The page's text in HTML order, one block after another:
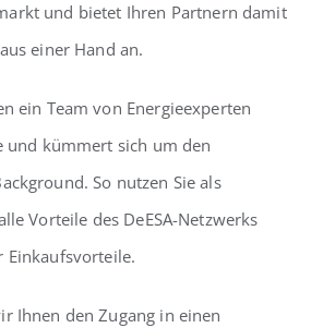
und bietet Ihren Partnern damit
einer Hand an.
ein Team von Energieexperten
und kümmert sich um den
So nutzen Sie als
Vorteile des DeESA-Netzwerks
Einkaufsvorteile.
Ihnen den Zugang in einen